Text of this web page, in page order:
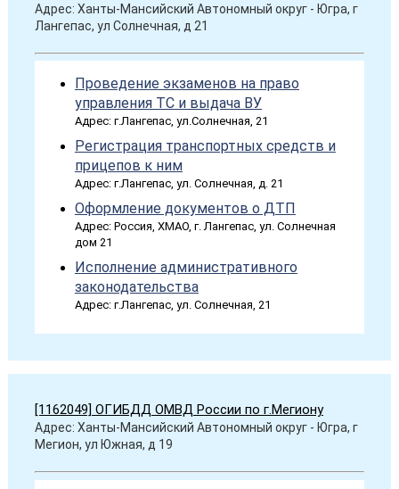
Адрес: Ханты-Мансийский Автономный округ - Югра, г
Лангепас, ул Солнечная, д 21
Проведение экзаменов на право
управления ТС и выдача ВУ
Адрес: г.Лангепас, ул.Солнечная, 21
Регистрация транспортных средств и
прицепов к ним
Адрес: г.Лангепас, ул. Солнечная, д. 21
Оформление документов о ДТП
Адрес: Россия, ХМАО, г. Лангепас, ул. Солнечная
дом 21
Исполнение административного
законодательства
Адрес: г.Лангепас, ул. Солнечная, 21
[1162049] ОГИБДД ОМВД России по г.Мегиону
Адрес: Ханты-Мансийский Автономный округ - Югра, г
Мегион, ул Южная, д 19